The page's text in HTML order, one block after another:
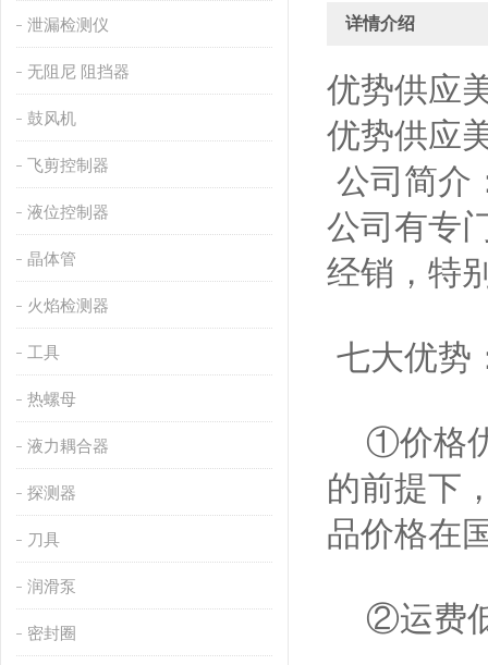
泄漏检测仪
无阻尼 阻挡器
鼓风机
飞剪控制器
液位控制器
晶体管
火焰检测器
工具
热螺母
液力耦合器
探测器
刀具
润滑泵
密封圈
详情介绍
优势供应
优势供应
公司简介
公司有专
经销，特
七大优势
①价格优
的前提下
品价格在
②运费低